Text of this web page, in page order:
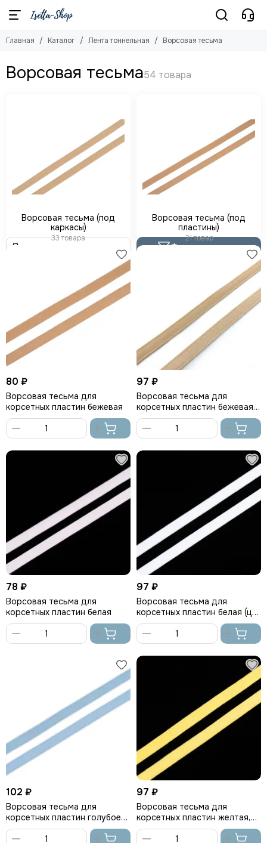
Лента тоннельная
Ворсовая тесьма
Ворсовая тесьма (под пластины)
Бесшовная
Главная Каталог Лента тоннельная Ворсовая тесьма
Ворсовая тесьма
Ворсовая тесьма (под
каркасы)
33 товара
Ворсовая тесьма (под
пластины)
21 товар
Фильтр товаров
80 ₽
Ворсовая тесьма для
корсетных пластин бежевая
корзину
97 ₽
Ворсовая тесьма для
корсетных пластин бежевая
(цв. 126), Arta-F
корзину
78 ₽
Ворсовая тесьма для
корсетных пластин белая
корзину
97 ₽
Ворсовая тесьма для
корсетных пластин белая (цв.
001), Arta-F
корзину
102 ₽
Ворсовая тесьма для
корсетных пластин голубое
небо
97 ₽
Ворсовая тесьма для
корсетных пластин желтая,
Arta-F